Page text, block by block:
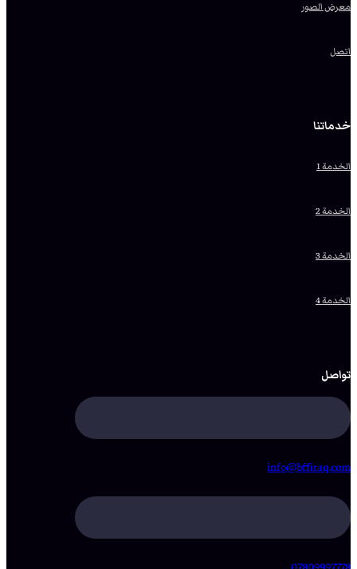
معرض الصور
اتصل
خدماتنا
الخدمة 1
الخدمة 2
الخدمة 3
الخدمة 4
تواصل
info@bffiraq.com